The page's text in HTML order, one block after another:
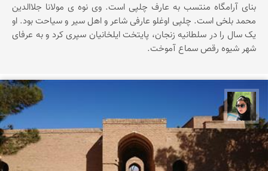
بنای آرامگاه منتسب به عارف چلپی است. وی نوه ی مولانا جلاالدین
محمد بلخی است. چلپی اوغلو عارفی شاعر و اهل سیر و سیاحت بود. او
یک سال را در سلطانیه زنجان، پایتخت ایلخانیان سپری کرد و به عرفای
شهر شیوه رقص سماع آموخت.
سپیده اصلان